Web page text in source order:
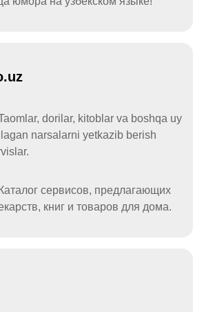
dorilar, kitoblar va boshqa uy
narsalarni yetkazib berish
сервисов, предлагающих
книг и товаров для дома.